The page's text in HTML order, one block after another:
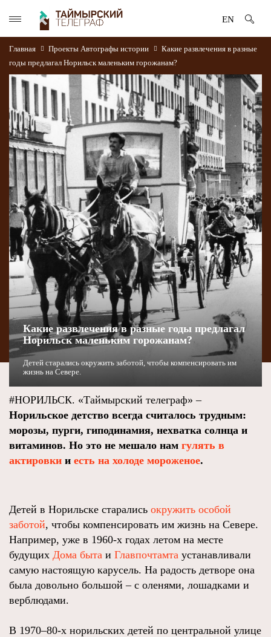
EN
Главная Проекты Автографы истории
Какие развлечения в разные
годы предлагал Норильск маленьким горожанам?
Какие развлечения в разные годы предлагал
Норильск маленьким горожанам?
Детей старались окружить заботой, чтобы компенсировать им
жизнь на Севере.
#НОРИЛЬСК. «Таймырский телеграф» –
Норильское детство всегда считалось трудным:
морозы, пурги, гиподинамия, нехватка солнца и
витаминов. Но это не мешало нам гулять в
актировки и есть на холоде мороженое.
Детей в Норильске старались окружить особой
заботой, чтобы компенсировать им жизнь на Севере.
Например, уже в 1960-х годах летом на месте
будущих Дома быта и Главпочтамта устанавливали
самую настоящую карусель. На радость детворе она
была довольно большой – с оленями, лошадками и
верблюдами.
В 1970–80-х норильских детей по центральной улице